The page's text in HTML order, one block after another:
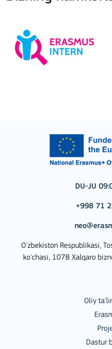
DU-JU
+998 71
O'zbekiston Respublikasi,
ko'chasi, 107B Xalqaro
Oliy
Dastur